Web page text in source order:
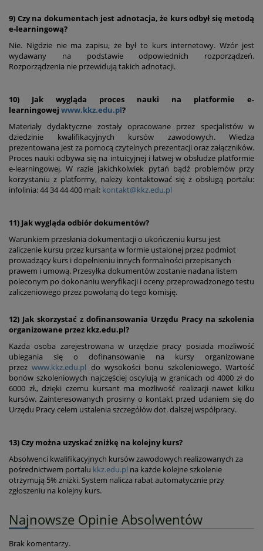
9) Czy na dokumentach jest adnotacja, że kurs odbył się metodą
e-learningową?
Nie. Nigdzie nie ma zapisu, że był to kurs internetowy. Wzór jest
wydawany na podstawie odpowiednich rozporządzeń.
Rozporządzenia nie przewidują takich adnotacji.
10) Jak wygląda proces nauki na platformie e-
learningowej www.kkz.edu.pl?
Materiały dydaktyczne zostały opracowane przez specjalistów w
dziedzinie kwalifikacyjnych kursów zawodowych. Wiedza
prezentowana jest za pomocą czytelnych prezentacji oraz załączników.
Proces nauki odbywa się na intuicyjnej i łatwej w obsłudze platformie
e-learningowej. W razie jakichkolwiek pytań bądź problemów przy
korzystaniu z platformy, należy kontaktować się z obsługą portalu:
infolinia: 44 34 44 400 mail: kontakt@kkz.edu.pl
11) Jak wygląda odbiór dokumentów?
Warunkiem przesłania dokumentacji o ukończeniu kursu jest
zaliczenie kursu przez kursanta w formie ustalonej przez podmiot
prowadzący kurs i dopełnieniu innych formalności przepisanych
prawem i umową. Przesyłka dokumentów zostanie nadana listem
poleconym po dokonaniu weryfikacji i oceny przeprowadzonego testu
zaliczeniowego przez powołaną do tego komisję.
12) Jak skorzystać z dofinansowania Urzędu Pracy na szkolenia
organizowane przez kkz.edu.pl?
Każda osoba zarejestrowana w urzędzie pracy posiada możliwość
ubiegania się o dofinansowanie na kursy organizowane
przezwww.kkz.edu.pl do wysokości bonu szkoleniowego. Wartość
bonów szkoleniowych najczęściej oscylują w granicach od 4000 zł do
6000 zł., dzięki czemu kursant ma możliwość realizacji nawet kilku
kursów. Zainteresowanych prosimy o kontakt przed udaniem się do
Urzędu Pracy celem ustalenia szczegółów dot. dalszej współpracy.
13) Czy można uzyskać zniżkę na kolejny kurs?
Absolwenci kwalifikacyjnych kursów zawodowych realizowanych za
pośrednictwem portalu kkz.edu.pl na każde kolejne szkolenie
otrzymują 5% zniżki. System nalicza rabat automatycznie przy
zgłoszeniu na kolejny kurs.
Najnowsze Opinie Absolwentów
Brak komentarzy.